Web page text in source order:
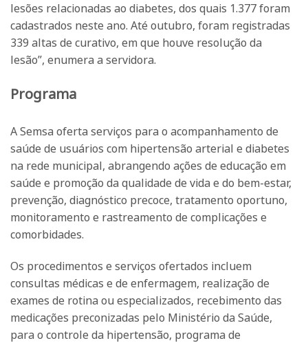
lesões relacionadas ao diabetes, dos quais 1.377 foram
cadastrados neste ano. Até outubro, foram registradas
339 altas de curativo, em que houve resolução da
lesão”, enumera a servidora.
Programa
A Semsa oferta serviços para o acompanhamento de
saúde de usuários com hipertensão arterial e diabetes
na rede municipal, abrangendo ações de educação em
saúde e promoção da qualidade de vida e do bem-estar,
prevenção, diagnóstico precoce, tratamento oportuno,
monitoramento e rastreamento de complicações e
comorbidades.
Os procedimentos e serviços ofertados incluem
consultas médicas e de enfermagem, realização de
exames de rotina ou especializados, recebimento das
medicações preconizadas pelo Ministério da Saúde,
para o controle da hipertensão, programa de